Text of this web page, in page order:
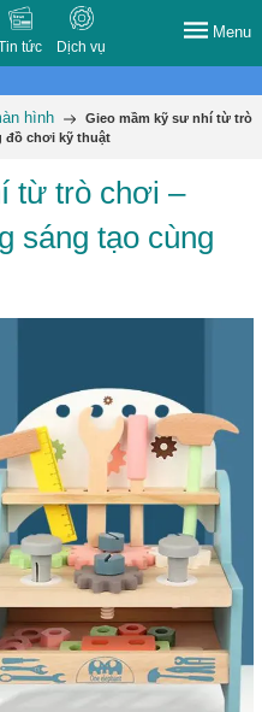
tức Dịch vụ
Menu
hình
Gieo mầm kỹ sư nhí từ trò
đồ chơi kỹ thuật
từ trò chơi –
sáng tạo cùng